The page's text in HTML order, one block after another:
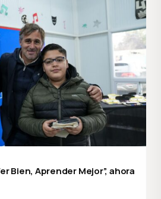
Bien, Aprender Mejor”, ahora